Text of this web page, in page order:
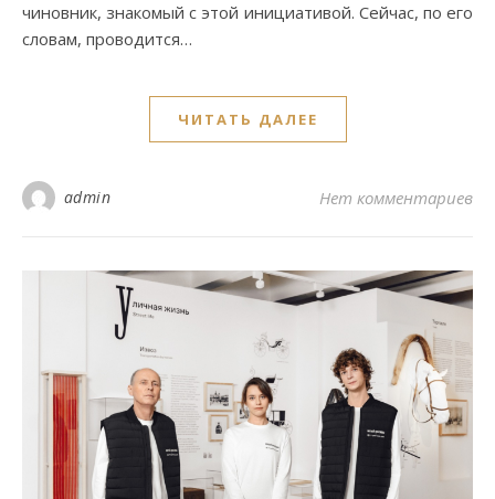
чиновник, знакомый с этой инициативой. Сейчас, по его
словам, проводится…
ЧИТАТЬ ДАЛЕЕ
admin Нет комментариев